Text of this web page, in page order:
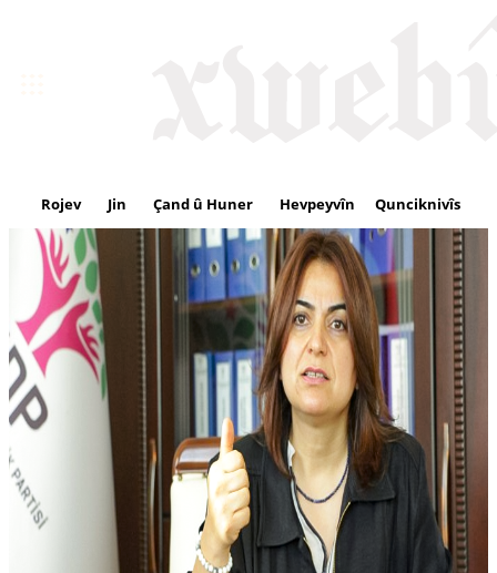
Rojev Jin Çand û Huner Hevpeyvîn Qunciknivîs